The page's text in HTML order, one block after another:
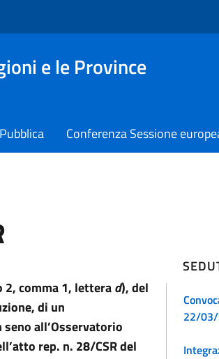
e le Province
Conferenza Sessione
2, comma 1, letterad), del
di un
all’Osservatorio
rep. n. 28/CSR del
22/